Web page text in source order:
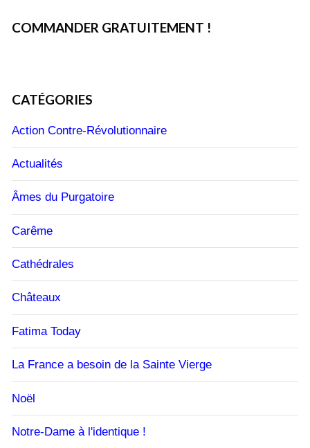
COMMANDER GRATUITEMENT !
CATÉGORIES
Action Contre-Révolutionnaire
Actualités
Âmes du Purgatoire
Carême
Cathédrales
Châteaux
Fatima Today
La France a besoin de la Sainte Vierge
Noël
Notre-Dame à l'identique !